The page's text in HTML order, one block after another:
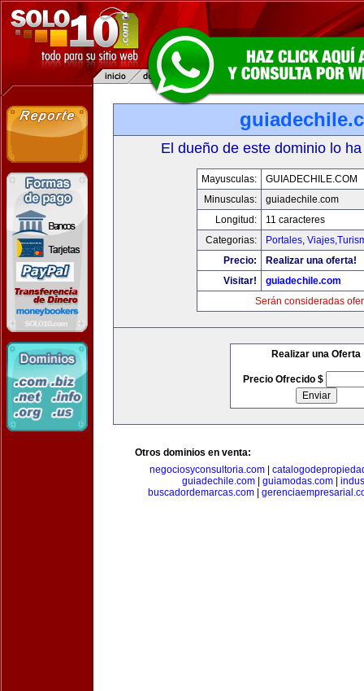
El dueño de este dominio lo
Mayusculas:
GUIADECHILE.COM
Minusculas:
guiadechile.com
Longitud:
11 caracteres
Categorias:
Portales,
Precio:
Realizar una oferta!
Visitar!
guiadechile.com
Serán consideradas
Realizar una Oferta
Precio Ofrecido $
Otros dominios en venta:
negociosyconsultoria.com|
guiadechile.com
guiamodas.com
buscadordemarcas.com|